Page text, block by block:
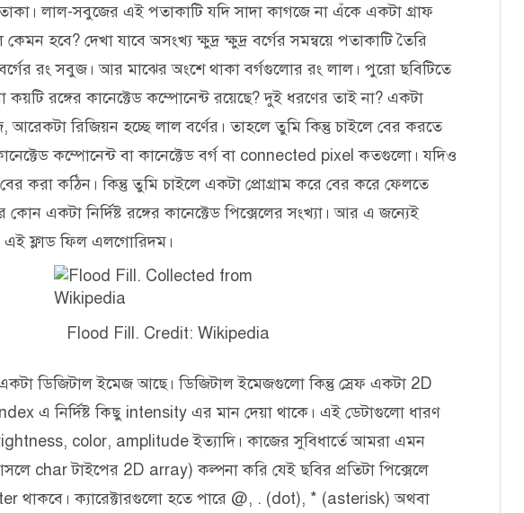
লাল-সবুজের এই পতাকাটি যদি সাদা কাগজে না এঁকে একটা গ্রাফ
হবে? দেখা যাবে অসংখ্য ক্ষুদ্র ক্ষুদ্র বর্গের সমন্বয়ে পতাকাটি তৈরি
রং সবুজ। আর মাঝের অংশে থাকা বর্গগুলোর রং লাল। পুরো ছবিটিতে
রঙ্গের কানেক্টেড কম্পোনেন্ট রয়েছে? দুই ধরণের তাই না? একটা
রিজিয়ন হচ্ছে লাল বর্ণের। তাহলে তুমি কিন্তু চাইলে বের করতে
কম্পোনেন্ট বা কানেক্টেড বর্গ বা connected pixel কতগুলো। যদিও
বের করা কঠিন। কিন্তু তুমি চাইলে একটা প্রোগ্রাম করে বের করে ফেলতে
একটা নির্দিষ্ট রঙ্গের কানেক্টেড পিক্সেলের সংখ্যা। আর এ জন্যেই
ফ্লাড ফিল এলগোরিদম।
Flood Fill. Credit: Wikipedia
ডিজিটাল ইমেজ আছে। ডিজিটাল ইমেজগুলো কিন্তু স্রেফ একটা 2D
এ নির্দিষ্ট কিছু intensity এর মান দেয়া থাকে। এই ডেটাগুলো ধারণ
color, amplitude ইত্যাদি। কাজের সুবিধার্তে আমরা এমন
char টাইপের 2D array) কল্পনা করি যেই ছবির প্রতিটা পিক্সেলে
থাকবে। ক্যারেক্টারগুলো হতে পারে @, . (dot), * (asterisk) অথবা